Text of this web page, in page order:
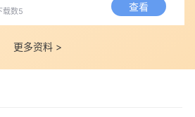
载数5 查看
更多资料 >